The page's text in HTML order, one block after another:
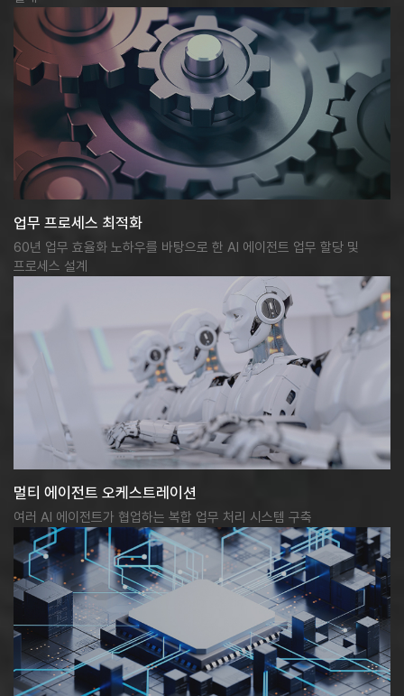
업무 프로세스 최적화
60년 업무 효율화 노하우를 바탕으로 한 AI 에이전트 업무 할당 및
프로세스 설계
멀티 에이전트 오케스트레이션
여러 AI 에이전트가 협업하는 복합 업무 처리 시스템 구축